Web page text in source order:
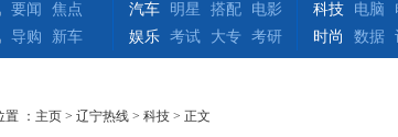
要闻
焦点
导购 新车
汽车 明星 搭配
电影
娱乐 考试 大专 考研
科技 电脑
时尚
数据
： 主页 > 辽宁热线 > 科技 > 正文